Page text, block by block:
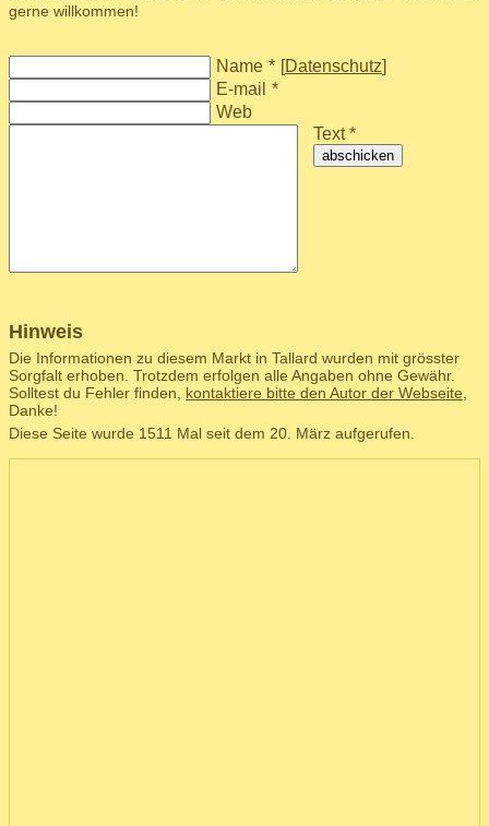
gerne willkommen!
Name * [Datenschutz]
E-mail *
Web
Text *
abschicken
Hinweis
Die Informationen zu diesem Markt in Tallard wurden mit grösster
Sorgfalt erhoben. Trotzdem erfolgen alle Angaben ohne Gewähr.
Solltest du Fehler finden, kontaktiere bitte den Autor der Webseite
Danke!
Diese Seite wurde 1511 Mal seit dem 20. März aufgerufen.